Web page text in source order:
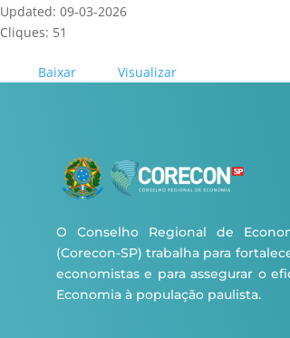
Updated: 09-03-2026
Cliques: 51
Baixar Visualizar
O Conselho Regional de
(Corecon-SP) trabalha para
economistas e para assegurar o
Economia à população paulista.